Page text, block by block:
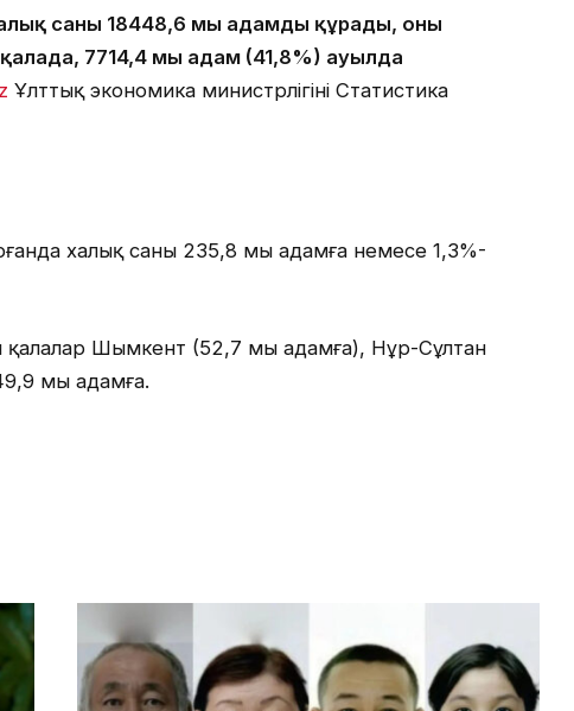
саны 18448,6 мың адамды құрады, оның
7714,4 мың адам (41,8%) ауылда
Ұлттық экономика министрлігінің Статистика
халық саны 235,8 мың адамға немесе 1,3%-
қалалар Шымкент (52,7 мың адамға), Нұр-Сұлтан
мың адамға.